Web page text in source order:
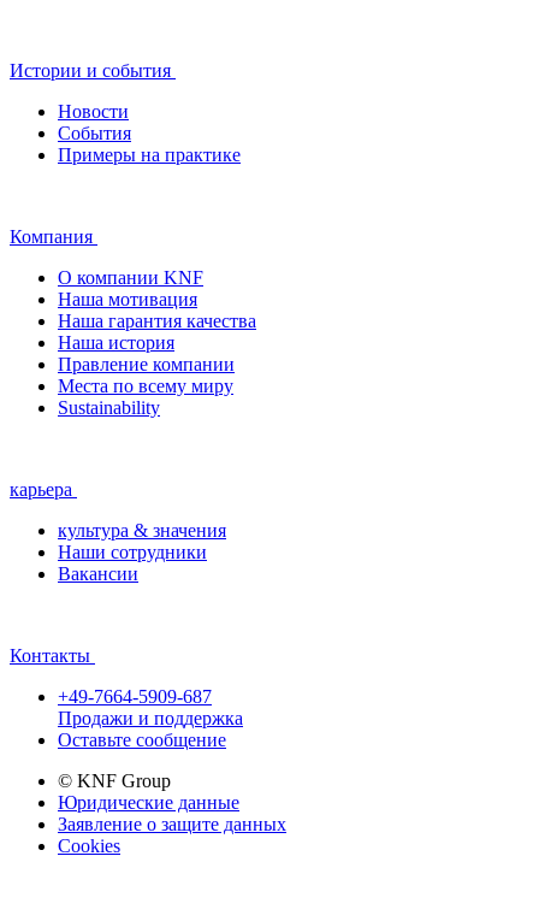
Истории и события
Новости
События
Примеры на практике
Компания
О компании KNF
Наша мотивация
Наша гарантия качества
Наша история
Правление компании
Места по всему миру
Sustainability
карьера
культура & значения
Наши сотрудники
Вакансии
Контакты
+49-7664-5909-687
Продажи и поддержка
Оставьте сообщение
© KNF Group
Юридические данные
Заявление о защите данных
Cookies